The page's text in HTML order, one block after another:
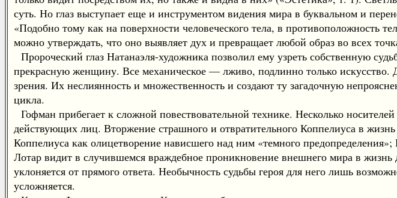
суть. Но глаз выступает еще и инструментом видения мира в буквальном и
«Подобно тому как на поверхности человеческого тела, в противоположность
можно утверждать, что оно выявляет дух и превращает любой образ во всех
Пророческий глаз Натанаэля-художника позволил ему узреть собственную
прекрасную женщину. Все механическое — лживо, подлинно только искусство.
зрения. Их неслиянность и множественность и создают ту загадочную
цикла.
Гофман прибегает к сложной повествовательной технике. Несколько
действующих лиц. Вторжение страшного и отвратительного Коппелиуса в
Коппелиуса как олицетворение нависшего над ним «темного
Лотар видит в случившемся враждебное проникновение внешнего мира в
уклоняется от прямого ответа. Необычность судьбы героя для него лишь
усложняется.